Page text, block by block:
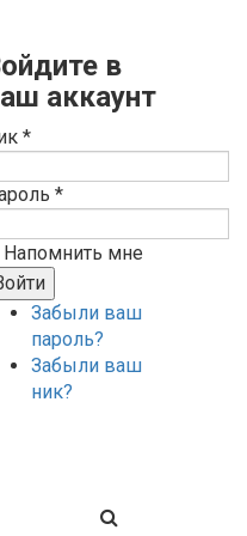
в
аккаунт
*
*
Напомнить мне
Забыли ваш
пароль?
Забыли ваш
ник?